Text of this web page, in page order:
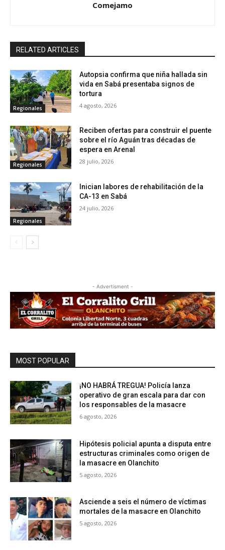
Comejamo
RELATED ARTICLES
Regionales
Autopsia confirma que niña hallada sin
vida en Sabá presentaba signos de
tortura
4 agosto, 2026
Regionales
Reciben ofertas para construir el puente
sobre el río Aguán tras décadas de
espera en Arenal
28 julio, 2026
Regionales
Inician labores de rehabilitación de la
CA-13 en Sabá
24 julio, 2026
- Advertisment -
MOST POPULAR
¡NO HABRÁ TREGUA! Policía lanza
operativo de gran escala para dar con
los responsables de la masacre
6 agosto, 2026
Hipótesis policial apunta a disputa entre
estructuras criminales como origen de
la masacre en Olanchito
5 agosto, 2026
Asciende a seis el número de víctimas
mortales de la masacre en Olanchito
5 agosto, 2026